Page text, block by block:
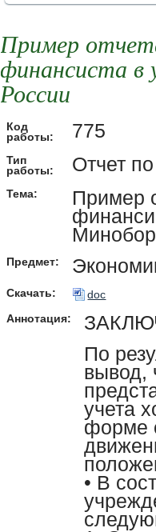
Пример
финансиста
России
Код
работы:
775
Тип
работы:
Отчет
Тема:
Пример
Предмет:
Скачать:
doc
Аннотация:
По
вывод,
учета
форме
• В